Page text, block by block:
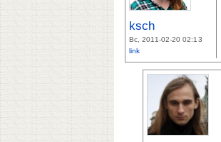
ksch
Вс, 2011-02-20 02:13
link